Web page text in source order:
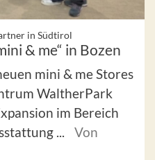
in Südtirol
& me“ in Bozen
mini & me Stores
WaltherPark
im Bereich
...
Von